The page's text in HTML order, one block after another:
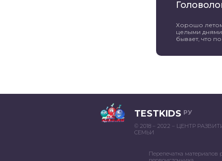
Хорошо
целыми
бывает, что
TESTKIDS РУ
© 2018 – 2022 – ЦЕНТР
СЕМЬИ
Перепечатка материалов